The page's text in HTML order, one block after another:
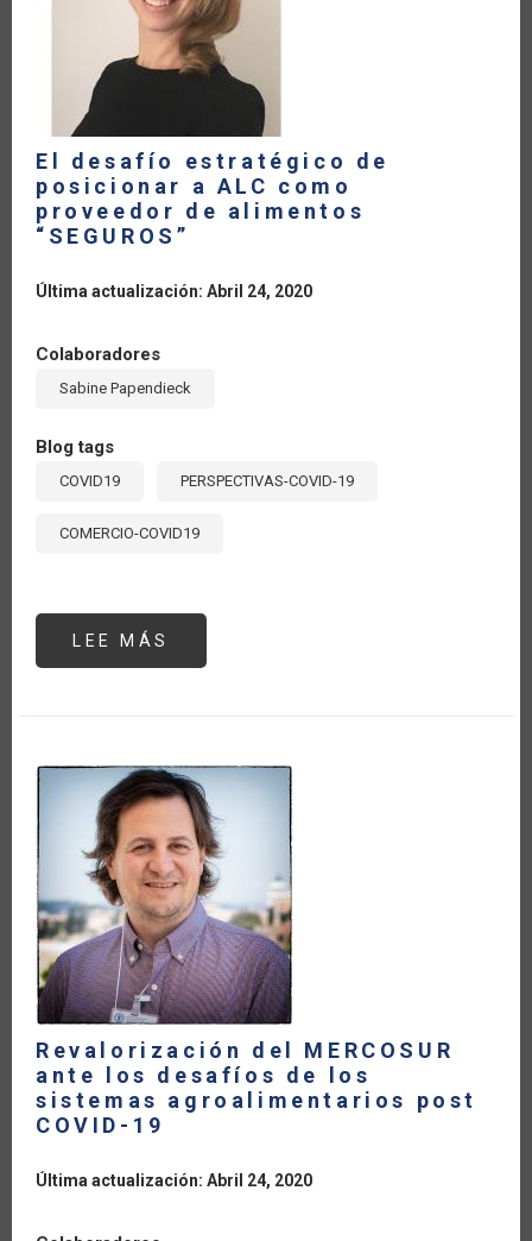
El desafío estratégico de
posicionar a ALC como
proveedor de alimentos
“SEGUROS”
Última actualización: Abril 24, 2020
Colaboradores
Sabine Papendieck
Blog tags
COVID19 PERSPECTIVAS-COVID-19
COMERCIO-COVID19
LEE MÁS
DESAFÍO
COMO
PROVEEDOR
DE
ALIMENTOS
“SEGUROS”
Revalorización del MERCOSUR
ante los desafíos de los
sistemas agroalimentarios post
COVID-19
Última actualización: Abril 24, 2020